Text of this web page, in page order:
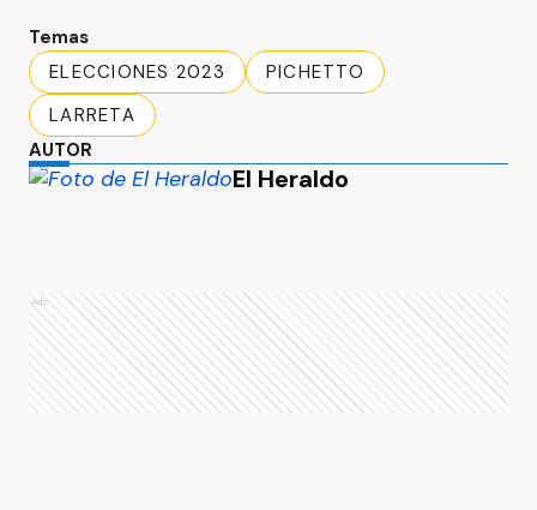
Temas
ELECCIONES 2023
PICHETTO
LARRETA
AUTOR
El Heraldo
Ads